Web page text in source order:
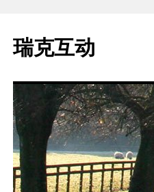
瑞克互动